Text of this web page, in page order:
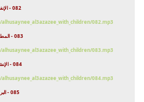
082 - الإنفطار
082.mp3
083 - المطففين
083.mp3
084 - الإنشقاق
084.mp3
085 - البروج